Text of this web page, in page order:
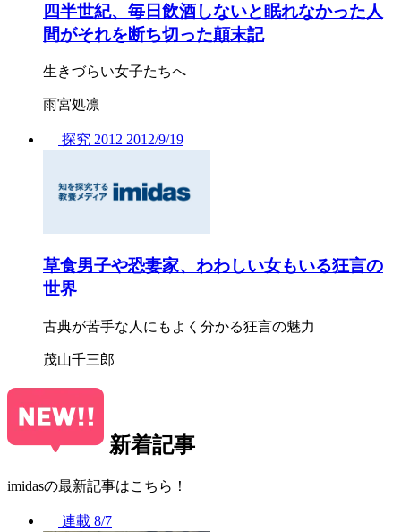
四半世紀、毎日飲酒しないと眠れなかった人
間がそれを断ち切った顛末記
生きづらい女子たちへ
雨宮処凛
探究 2012 2012/9/19
草食男子や恐妻家、わわしい女もいる狂言の
世界
古典が苦手な人にもよく分かる狂言の魅力
茂山千三郎
新着記事
imidasの最新記事はこちら！
連載 8/7